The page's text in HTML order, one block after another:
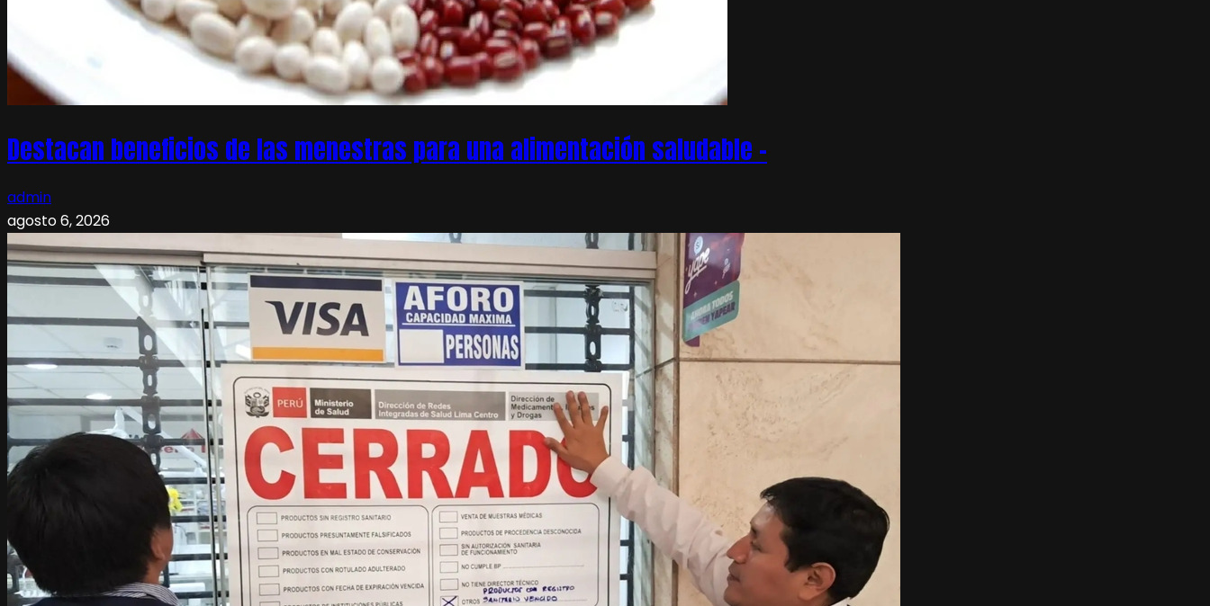
Destacan beneficios de las menestras para una alimentación saludable –
admin
agosto 6, 2026